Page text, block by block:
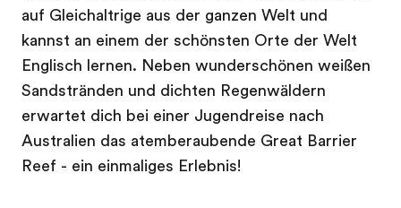
auf Gleichaltrige aus der ganzen Welt und
kannst an einem der schönsten Orte der Welt
Englisch lernen. Neben wunderschönen weißen
Sandstränden und dichten Regenwäldern
erwartet dich bei einer Jugendreise nach
Australien das atemberaubende Great Barrier
Reef - ein einmaliges Erlebnis!